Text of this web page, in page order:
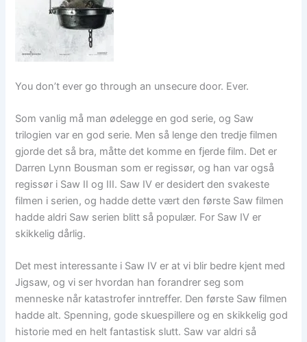
You don’t ever go through an unsecure door. Ever.
Som vanlig må man ødelegge en god serie, og Saw
trilogien var en god serie. Men så lenge den tredje filmen
gjorde det så bra, måtte det komme en fjerde film. Det er
Darren Lynn Bousman som er regissør, og han var også
regissør i Saw II og III. Saw IV er desidert den svakeste
filmen i serien, og hadde dette vært den første Saw filmen
hadde aldri Saw serien blitt så populær. For Saw IV er
skikkelig dårlig.
Det mest interessante i Saw IV er at vi blir bedre kjent med
Jigsaw, og vi ser hvordan han forandrer seg som
menneske når katastrofer inntreffer. Den første Saw filmen
hadde alt. Spenning, gode skuespillere og en skikkelig god
historie med en helt fantastisk slutt. Saw var aldri så